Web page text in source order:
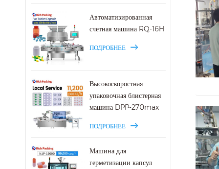
Автоматизированная
счетная машина RQ-16H
ПОДРОБНЕЕ
Высокоскоростная
упаковочная блистерная
машина DPP-270max
ПОДРОБНЕЕ
Машина для
герметизации капсул